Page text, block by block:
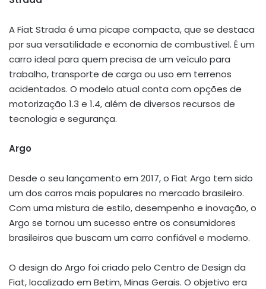
A Fiat Strada é uma picape compacta, que se destaca
por sua versatilidade e economia de combustível. É um
carro ideal para quem precisa de um veículo para
trabalho, transporte de carga ou uso em terrenos
acidentados. O modelo atual conta com opções de
motorização 1.3 e 1.4, além de diversos recursos de
tecnologia e segurança.
Argo
Desde o seu lançamento em 2017, o Fiat Argo tem sido
um dos carros mais populares no mercado brasileiro.
Com uma mistura de estilo, desempenho e inovação, o
Argo se tornou um sucesso entre os consumidores
brasileiros que buscam um carro confiável e moderno.
O design do Argo foi criado pelo Centro de Design da
Fiat, localizado em Betim, Minas Gerais. O objetivo era